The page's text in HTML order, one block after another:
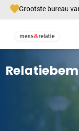
Grootste bureau